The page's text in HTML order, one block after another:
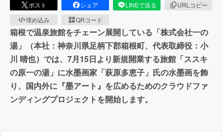
ポスト シェア LINEで送る
URLコピー
埋め込み
QRコード
箱根で温泉旅館をチェーン展開している「株式会社一の
湯」（本社：神奈川県足柄下郡箱根町、代表取締役：小
川 晴也）では、7月15日より新規開業する旅館「ススキ
の原一の湯」に水墨画家「萩原多恵子」氏の水墨画を飾
り、国内外に『墨アート』を広めるためのクラウドファ
ンディングプロジェクトを開始します。